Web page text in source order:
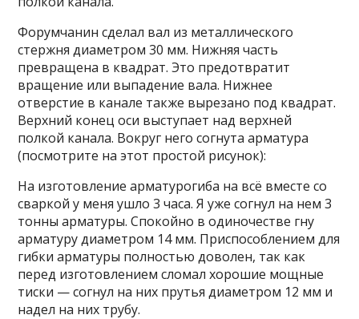
Форумчанин сделал вал из металлического
стержня диаметром 30 мм. Нижняя часть
превращена в квадрат. Это предотвратит
вращение или выпадение вала. Нижнее
отверстие в канале также вырезано под квадрат.
Верхний конец оси выступает над верхней
полкой канала. Вокруг него согнута арматура
(посмотрите на этот простой рисунок):
На изготовление арматурогиба на всё вместе со
сваркой у меня ушло 3 часа. Я уже согнул на нем 3
тонны арматуры. Спокойно в одиночестве гну
арматуру диаметром 14 мм. Приспособлением для
гибки арматуры полностью доволен, так как
перед изготовлением сломал хорошие мощные
тиски — согнул на них прутья диаметром 12 мм и
надел на них трубу.